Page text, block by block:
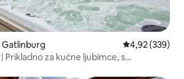
Gatlinburg Prosječna
4,92 (339)
Prikladno za kućne ljubimce, s